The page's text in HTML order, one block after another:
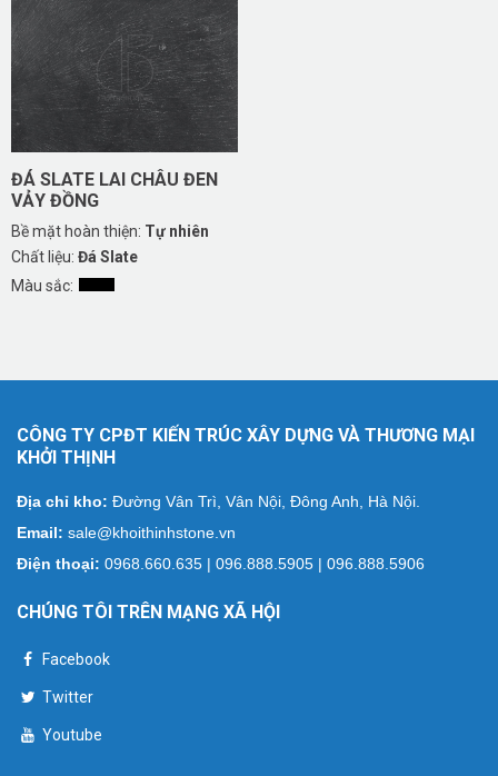
ĐÁ SLATE LAI CHÂU ĐEN
VẢY ĐỒNG
Bề mặt hoàn thiện: Tự nhiên
Chất liệu: Đá Slate
Màu sắc:
CÔNG TY CPĐT KIẾN TRÚC XÂY DỰNG VÀ THƯƠNG MẠI
KHỞI THỊNH
Địa chỉ kho: Đường Vân Trì, Vân Nội, Đông Anh, Hà Nội.
Email: sale@khoithinhstone.vn
Điện thoại: 0968.660.635 | 096.888.5905 | 096.888.5906
CHÚNG TÔI TRÊN MẠNG XÃ HỘI
Facebook
Twitter
Youtube